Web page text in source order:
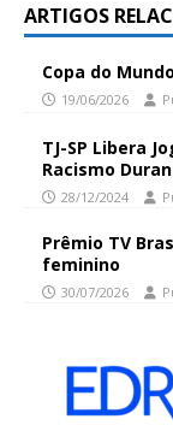
ARTIGOS
Copa do
19/06/2026
TJ-SP Libera
Racismo
28/12/2024
Prêmio TV
feminino
30/07/2026